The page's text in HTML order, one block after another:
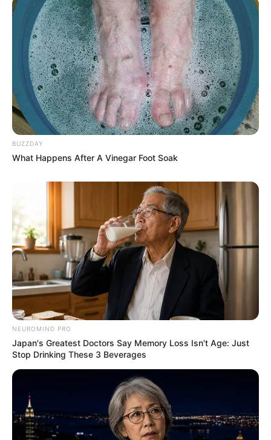
BUZZDAY
What Happens After A Vinegar Foot Soak
NEUROMIND PRO
Japan's Greatest Doctors Say Memory Loss Isn't Age: Just
Stop Drinking These 3 Beverages